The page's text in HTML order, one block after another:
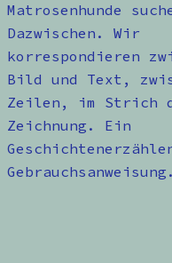
Matrosenhunde
Dazwischen. Wir
korrespondieren
Bild und Text,
Zeilen, im Strich
Zeichnung. Ein
Gebrauchsanweisung.